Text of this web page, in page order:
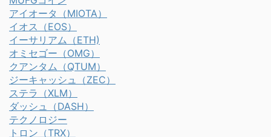
アイオータ（MIOTA）
イオス（EOS）
イーサリアム（ETH)
オミセゴー（OMG）
クアンタム（QTUM）
ジーキャッシュ（ZEC）
ステラ（XLM）
ダッシュ（DASH）
テクノロジー
トロン（TRX）